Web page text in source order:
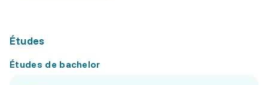
Études
Études de bachelor